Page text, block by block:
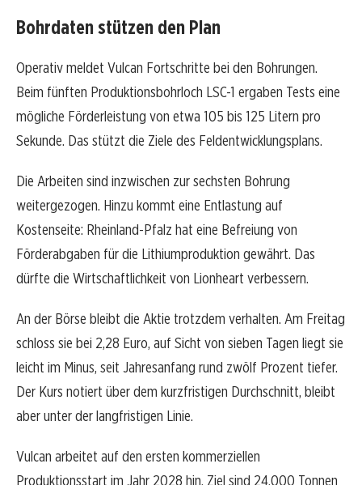
Bohrdaten stützen den Plan
Operativ meldet Vulcan Fortschritte bei den Bohrungen.
Beim fünften Produktionsbohrloch LSC-1 ergaben Tests eine
mögliche Förderleistung von etwa 105 bis 125 Litern pro
Sekunde. Das stützt die Ziele des Feldentwicklungsplans.
Die Arbeiten sind inzwischen zur sechsten Bohrung
weitergezogen. Hinzu kommt eine Entlastung auf
Kostenseite: Rheinland-Pfalz hat eine Befreiung von
Förderabgaben für die Lithiumproduktion gewährt. Das
dürfte die Wirtschaftlichkeit von Lionheart verbessern.
An der Börse bleibt die Aktie trotzdem verhalten. Am Freitag
schloss sie bei 2,28 Euro, auf Sicht von sieben Tagen liegt sie
leicht im Minus, seit Jahresanfang rund zwölf Prozent tiefer.
Der Kurs notiert über dem kurzfristigen Durchschnitt, bleibt
aber unter der langfristigen Linie.
Vulcan arbeitet auf den ersten kommerziellen
Produktionsstart im Jahr 2028 hin. Ziel sind 24.000 Tonnen